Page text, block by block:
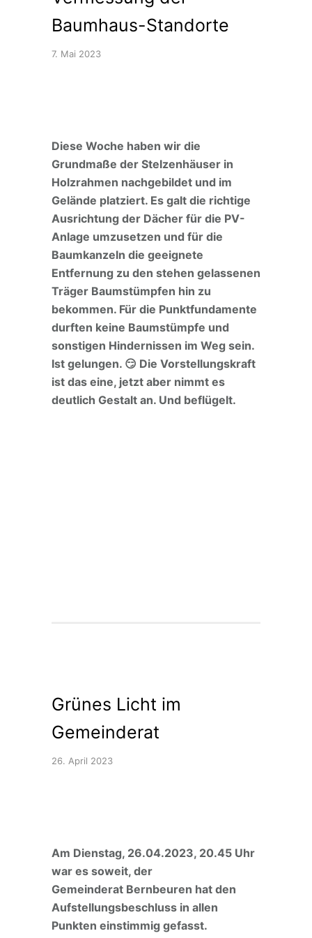
Baumhaus-Standorte
7. Mai 2023
Diese Woche haben wir die
Grundmaße der Stelzenhäuser in
Holzrahmen nachgebildet und im
Gelände platziert. Es galt die richtige
Ausrichtung der Dächer für die PV-
Anlage umzusetzen und für die
Baumkanzeln die geeignete
Entfernung zu den stehen gelassenen
Träger Baumstümpfen hin zu
bekommen. Für die Punktfundamente
durften keine Baumstümpfe und
sonstigen Hindernissen im Weg sein.
Ist gelungen. 😏 Die Vorstellungskraft
ist das eine, jetzt aber nimmt es
deutlich Gestalt an. Und beflügelt.
Grünes Licht im
Gemeinderat
26. April 2023
Am Dienstag, 26.04.2023, 20.45 Uhr
war es soweit, der
Gemeinderat Bernbeuren hat den
Aufstellungsbeschluss in allen
Punkten einstimmig gefasst.